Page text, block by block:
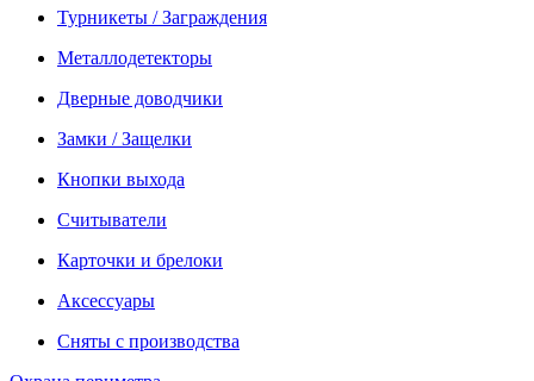
Турникеты / Заграждения
Металлодетекторы
Дверные доводчики
Замки / Защелки
Кнопки выхода
Считыватели
Карточки и брелоки
Аксессуары
Сняты с производства